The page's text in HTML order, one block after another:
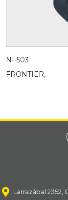
NI-503
FRONTIER,
Larrazábal 2352,